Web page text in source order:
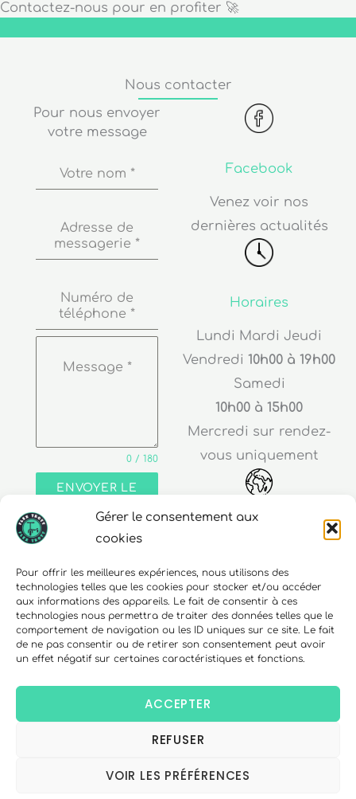
Gérer le consentement aux
cookies
Pour offrir les meilleures expériences, nous utilisons des
technologies telles que les cookies pour stocker et/ou accéder
aux informations des appareils. Le fait de consentir à ces
technologies nous permettra de traiter des données telles que le
comportement de navigation ou les ID uniques sur ce site. Le fait
de ne pas consentir ou de retirer son consentement peut avoir
un effet négatif sur certaines caractéristiques et fonctions.
ACCEPTER
REFUSER
VOIR LES PRÉFÉRENCES
Contactez-nous pour en profiter 🚀
Nous contacter
Pour nous envoyer
votre message
Votre nom *
Adresse de
messagerie *
Numéro de
téléphone *
Message *
0 / 180
ENVOYER LE
Facebook
Venez voir nos
dernières actualités
Horaires
Lundi Mardi Jeudi
Vendredi 10h00 à 19h00
Samedi
10h00 à 15h00
Mercredi sur rendez-
vous uniquement
30 rue Edouard Richard
68000 Colmar
Téléphone
Copyright © 2026 FlexTrott.
Mentions Légales